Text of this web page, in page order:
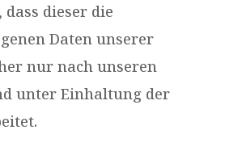
dieser die
Daten unserer
nur nach unseren
unter Einhaltung der